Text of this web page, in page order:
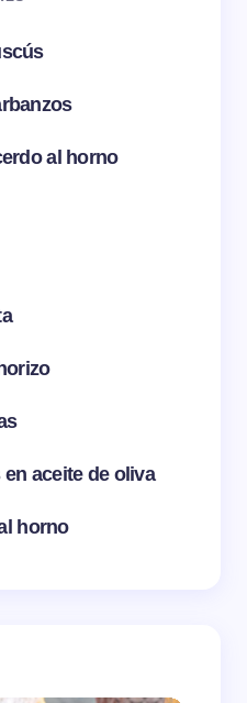
al horno
aceite de oliva
horno